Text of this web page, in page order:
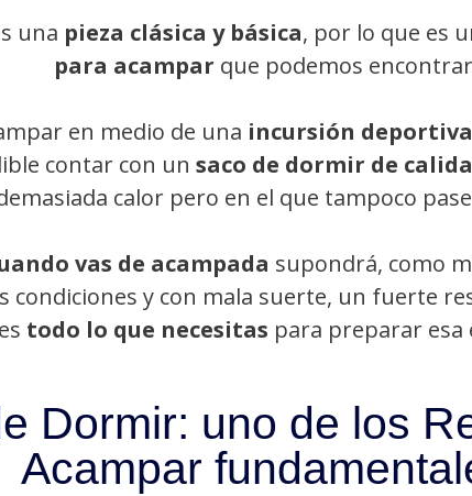
una pieza clásica y básica, por lo que es
para acampar que podemos
en medio de una incursión deportiva
contar con un saco de dormir de
calor pero en el que tampoco
vas de acampada supondrá, como
condiciones y con mala suerte, un fuerte
todo lo que necesitas para preparar esa
Dormir: uno de los
Acampar